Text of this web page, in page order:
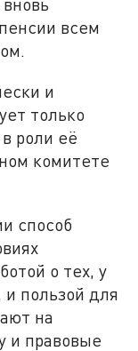
всем
и
только
роли её
комитете
способ
о тех, у
пользой для
на
и правовые